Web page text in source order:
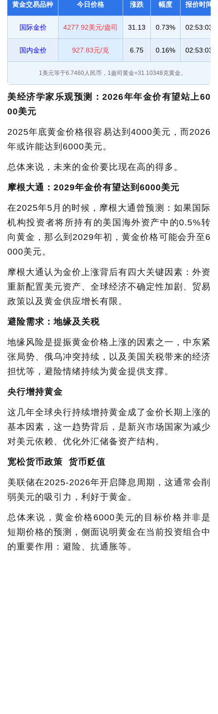
黄金交易品种 今日价格 涨跌 幅度 报价时间
国际金价 4277.92美元/盎司 31.13 0.73% 02:53:03
国内金价 927.83元/克 6.75 0.16% 02:53:03
1美元等于6.7460人民币，1盎司黄金=31.10348克黄金。
美经济学家乐观预测：2026年年金价有望站上60
00美元
2025年底黄金价格很容易达到4000美元，而2026
年或许能达到6000美元。
总体来说，未来的金价要比现在高的得多。
摩根大通：2029年金价有望达到6000美元
在2025年5月的时候，摩根大通曾预测：如果国际
机构投资者将所持有的美国海外资产中的0.5%转
向黄金，那么到2029年初，黄金价格可能会升至6
000美元。
摩根大通认为金价上涨​​背后有四大关键因素：外资
重新配置美元资产、全球经济不确定性加剧、贸易
政策以及黄金供应增长有限。
避险需求：地缘及关税
地缘风险是提振黄金价格上涨的因素之一，中东紧
张局势、俄乌冲突持续，以及美国关税带来的经济
担忧等，避险情绪持续为黄金提供支撑。
央行增持黄金
这几年全球央行持续增持黄金成了金价长期上涨的
基本因素，这一趋势背后，是新兴市场国家为减少
对美元依赖、优化外汇储备资产结构。
宽松货币政策 货币贬值
美联储在2025-2026年开启降息周期，这通常会削
弱美元的吸引力，利好于黄金。
总体来说，黄金价格6000美元的目标价格并非是
短期价格的预测，侧面说明黄金在当前投资组合中
的重要作用：避险、抗通胀等。